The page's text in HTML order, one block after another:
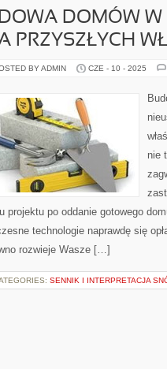
DOMÓW
PRZYSZŁYCH
BY ADMIN CZE - 10 - 2025
nie
projektu po oddanie gotowego
technologie naprawdę się
rozwieje Wasze […]
SENNIK I INTERPRETACJA